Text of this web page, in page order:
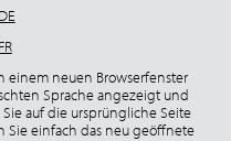
einem neuen Browserfenster
Sprache angezeigt und
auf die ursprüngliche Seite
Sie einfach das neu geöffnete